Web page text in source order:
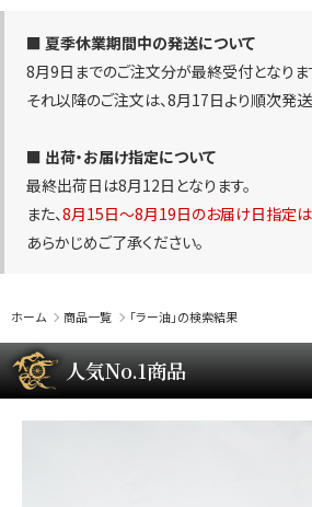
■ 夏季休業期間中の発送について
8月9日までのご注文分が最終受付となりま
それ以降のご注文は、8月17日より順次発送
■ 出荷・お届け指定について
最終出荷日は8月12日となります。
また、8月15日〜8月19日のお届け日指定は
あらかじめご了承ください。
ホーム 商品一覧 「ラー油」の検索結果
人気No.1商品